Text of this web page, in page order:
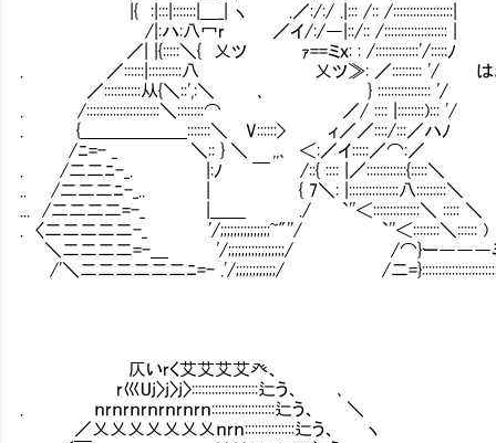
|{ :|:::|:::::::|＿_| ヽ .／:/:/ .|::: /:: /::::::::::::::::::|
/|:ハ:八冖r ㍉ ／イ/:/―|::/:: /::::::::::::::::::: |
／| |{:::::＼{ 乂ツ ｧ==ミｘ: : /:::::::::::::'/:::::ﾉ
. ／::::::|::::::::::八 乂ツ≫: ／::::::::: '/ はぁ……。あ
／:::::::::::从{＼::',:＼ ､ } :::::::::::::::: '/
. /::::::::::::::::::::::＼::::::::⌒ ／/ :::: |::::::::)::: '/
. {＿＿＿＿＿＿:::::::＼ V::::::> ィ／／::::/:::／ハﾉ
/ﾆ=- _ ＼:: } ＼ ,,､ ＜:／イ:::::／⌒:／
. /二二ﾆ-_. |:ﾉ ￣ /::{ :::: |／::::::::::::{:::::＼
.. /二二二ﾆ-_.. | { 7＼: |:::::::::::::::八:::::::::＼
... /二二二二=-_ |＿＿ ./ `''＜::::::::::::::＼ ::::: ＼
. 〈二二二二二-_ '/;;;;;;;;;;;;;;;~"''/ `''＜::::::::＼:::::: )
＼二二二二=-＿ '/;;;;;;;;;;;;;;;;;/ /⌒}ー―――
/'＼二二二二二二ﾆ=- .'/;;;;;;;;;;;;/ /二
仄いrく艾艾艾艾癶、
r巛Uj〉j〉j〉::::::::::::::::::::辷う、 ､
. ｎrｎrｎrｎrｎrｎrｎ:::::::::::::::::::辷う、 ＼
／乂乂乂乂乂乂乂ｎrｎ:::::::::::::::辷う、 ヽ